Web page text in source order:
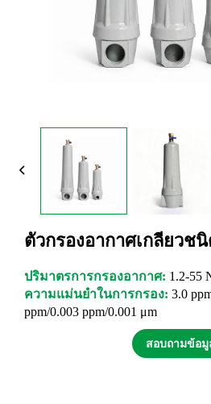
ตัวกรองอากาศเกลียวช
ปริมาตรการกรองอากาศ: 1.2-55
ความแม่นยำในการกรอง: 3.0
ppm/0.003 ppm/0.001 μm
สอบถามข้อมู